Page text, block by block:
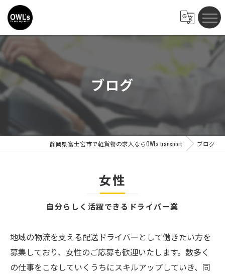
ブログ
静岡県富士宮市で軽貨物の求人ならOWLs transport ブログ
女性
自分らしく活躍できるドライバー業
地域の物流を支える配送ドライバーとして働きたい方を
募集しており、女性のご応募も歓迎いたします。数多く
の仕事をこなしていくうちにスキルアップしていき、同